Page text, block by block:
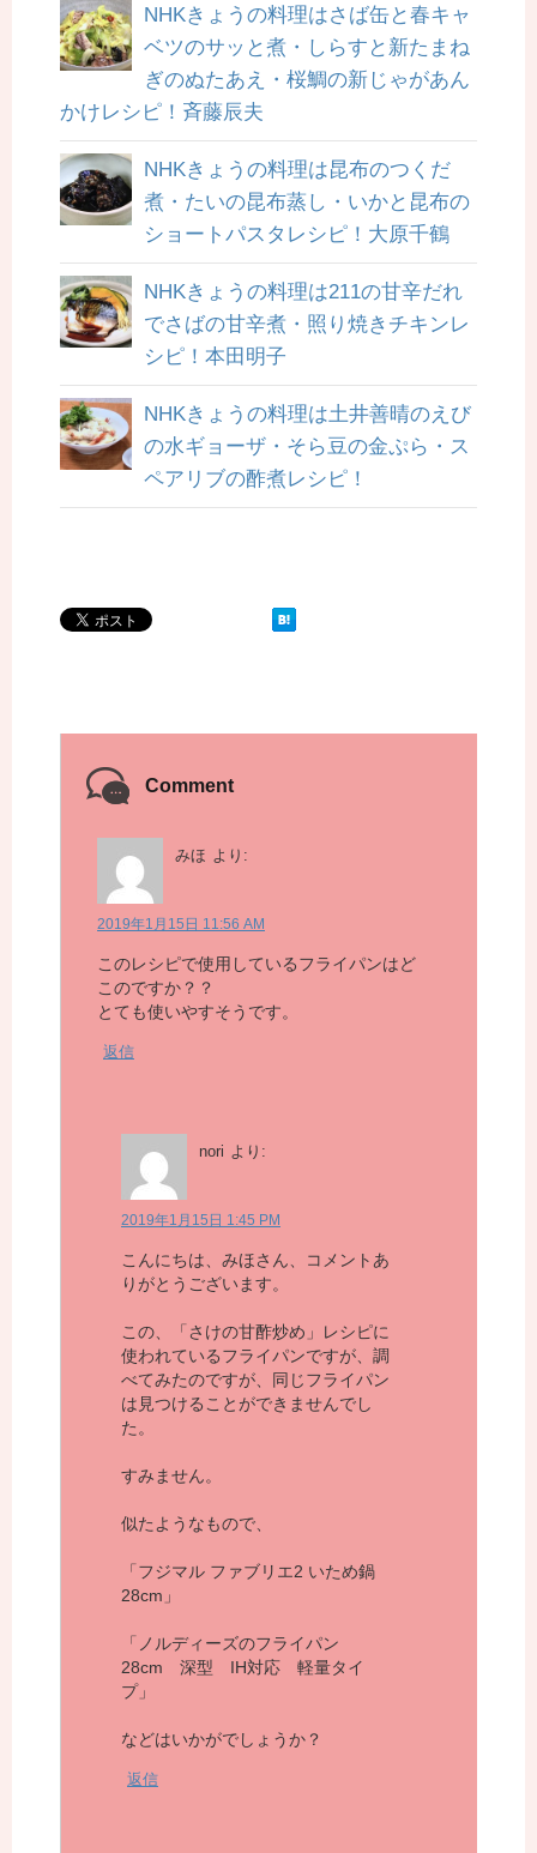
NHKきょうの料理はさば缶と春キャ
ベツのサッと煮・しらすと新たまね
ぎのぬたあえ・桜鯛の新じゃがあん
かけレシピ！斉藤辰夫
NHKきょうの料理は昆布のつくだ
煮・たいの昆布蒸し・いかと昆布の
ショートパスタレシピ！大原千鶴
NHKきょうの料理は211の甘辛だれ
でさばの甘辛煮・照り焼きチキンレ
シピ！本田明子
NHKきょうの料理は土井善晴のえび
の水ギョーザ・そら豆の金ぷら・ス
ペアリブの酢煮レシピ！
Comment
みほ より:
2019年1月15日 11:56 AM
このレシピで使用しているフライパンはど
このですか？？
とても使いやすそうです。
返信
nori より:
2019年1月15日 1:45 PM
こんにちは、みほさん、コメントあ
りがとうございます。
この、「さけの甘酢炒め」レシピに
使われているフライパンですが、調
べてみたのですが、同じフライパン
は見つけることができませんでし
た。
すみません。
似たようなもので、
「フジマル ファブリエ2 いため鍋
28cm」
「ノルディーズのフライパン
28cm 深型 IH対応 軽量タイ
プ」
などはいかがでしょうか？
返信